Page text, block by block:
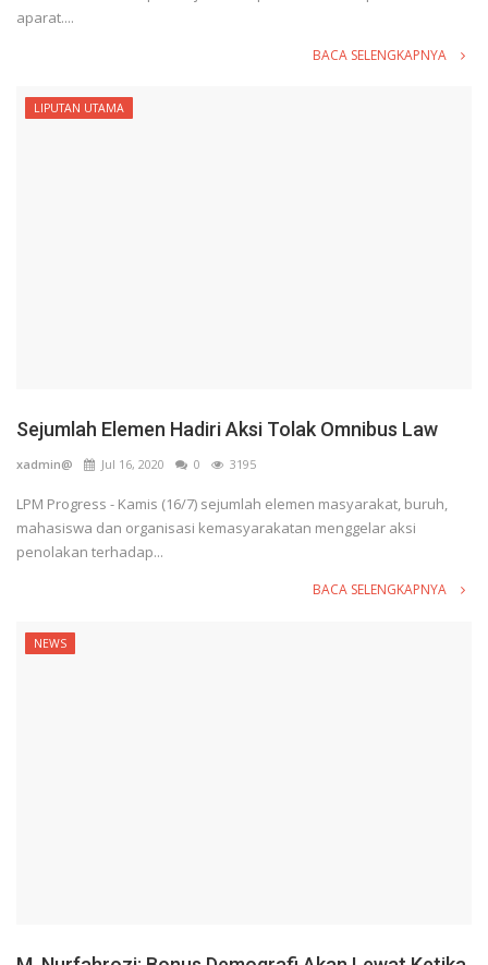
aparat....
BACA SELENGKAPNYA
LIPUTAN UTAMA
Sejumlah Elemen Hadiri Aksi Tolak Omnibus Law
xadmin@ Jul 16, 2020 0 3195
LPM Progress - Kamis (16/7) sejumlah elemen masyarakat, buruh,
mahasiswa dan organisasi kemasyarakatan menggelar aksi
penolakan terhadap...
BACA SELENGKAPNYA
NEWS